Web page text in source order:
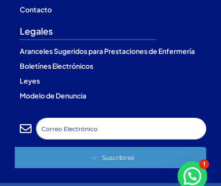
Contacto
Legales
Aranceles Sugeridos para Prestaciones de Enfermería
Boletínes Electrónicos
Leyes
Modelo de Denuncia
Suscribirse
1